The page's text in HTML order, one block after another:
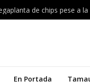
En Portada